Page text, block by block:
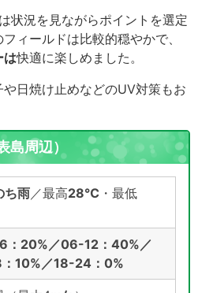
状況を見ながらポイントを選定
ィールドは比較的穏やかで、
は快適に楽しめました。
日焼け止めなどのUV対策もお
島周辺）
ち雨／最高28℃ ・最低
20%／06-12：40%／
10%／18-24：0%